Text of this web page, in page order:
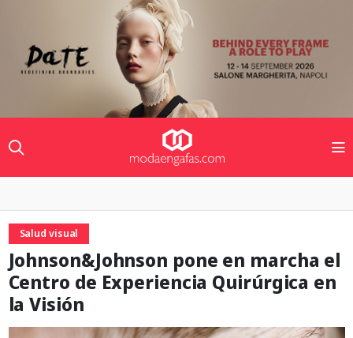
Salud visual
Johnson&Johnson pone en marcha el
Centro de Experiencia Quirúrgica en
la Visión